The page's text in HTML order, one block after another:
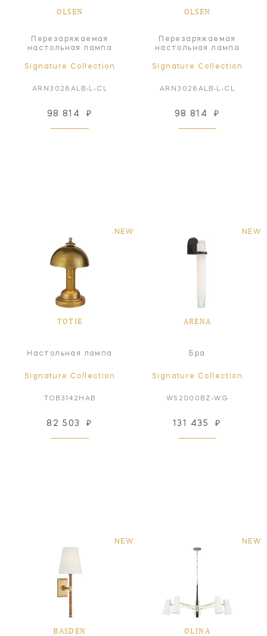
OLSEN
Перезаряжаемая
настольная лампа
Signature Collection
ARN3028ALB-L-CL
98 814 ₽
OLSEN
Перезаряжаемая
настольная лампа
Signature Collection
ARN3028ALB-L-CL
98 814 ₽
NEW
TOTIE
Настольная лампа
Signature Collection
TOB3142HAB
82 503 ₽
NEW
ARENA
Бра
Signature Collection
WS2000BZ-WG
131 435 ₽
NEW
BASDEN
NEW
OLINA